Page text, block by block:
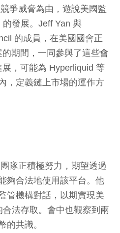
爭威脅為由，遊說美國監
發展。Jeff Yan 與
的成員，在美國國會正
期間，一同參與了這些會
，可能為 Hyperliquid 等
，定義鏈上市場的運作方
隊正積極努力，期望透過
夠合法地使用該平台。他
管機構對話，以期實現美
法存取。會中也觀察到兩
的共識。